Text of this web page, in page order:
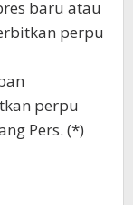
baru atau
perpu
perpu
Pers. (*)